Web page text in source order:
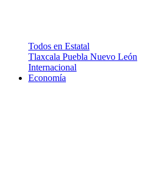
Todos en Estatal
Tlaxcala Puebla Nuevo León
Internacional
Economía